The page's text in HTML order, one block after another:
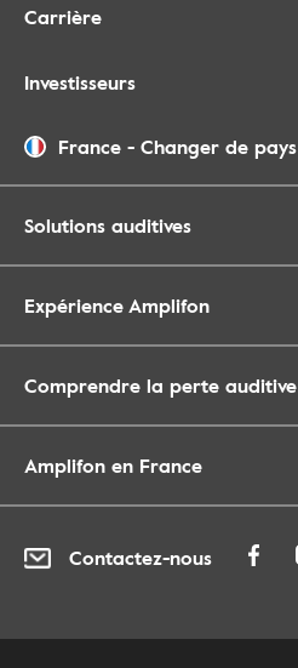
Carrière
Investisseurs
France - Changer de pays
Solutions auditives
Expérience Amplifon
Comprendre la perte auditive
Amplifon en France
Contactez-nous